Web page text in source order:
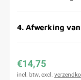
4. Afwerking
€14,75
incl. btw, excl.